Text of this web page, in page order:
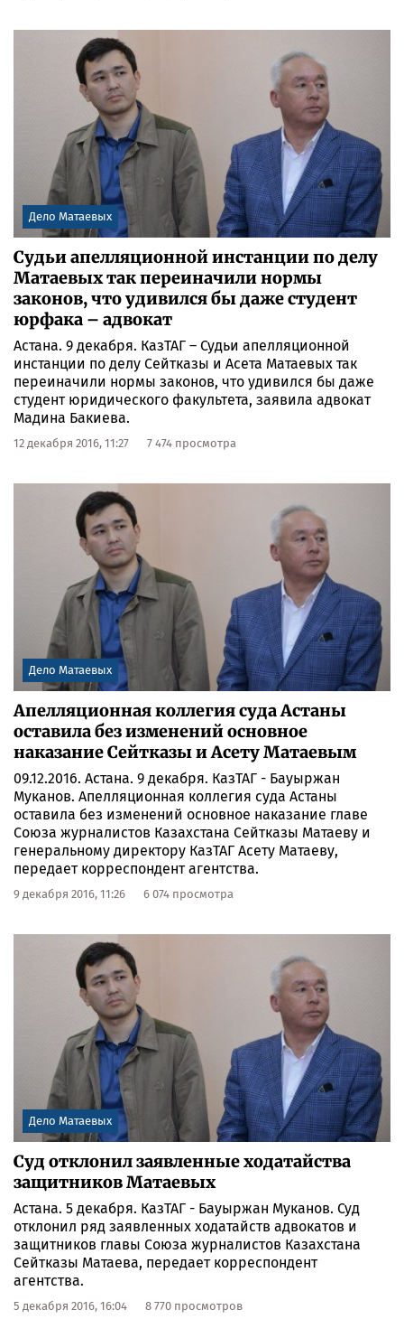
Дело Матаевых
Судьи апелляционной инстанции по делу
Матаевых так переиначили нормы
законов, что удивился бы даже студент
юрфака – адвокат
Астана. 9 декабря. КазТАГ – Судьи апелляционной
инстанции по делу Сейтказы и Асета Матаевых так
переиначили нормы законов, что удивился бы даже
студент юридического факультета, заявила адвокат
Мадина Бакиева.
12 декабря 2016, 11:27 7 474 просмотра
Дело Матаевых
Апелляционная коллегия суда Астаны
оставила без изменений основное
наказание Сейтказы и Асету Матаевым
09.12.2016. Астана. 9 декабря. КазТАГ - Бауыржан
Муканов. Апелляционная коллегия суда Астаны
оставила без изменений основное наказание главе
Союза журналистов Казахстана Сейтказы Матаеву и
генеральному директору КазТАГ Асету Матаеву,
передает корреспондент агентства.
9 декабря 2016, 11:26 6 074 просмотра
Дело Матаевых
Суд отклонил заявленные ходатайства
защитников Матаевых
Астана. 5 декабря. КазТАГ - Бауыржан Муканов. Суд
отклонил ряд заявленных ходатайств адвокатов и
защитников главы Союза журналистов Казахстана
Сейтказы Матаева, передает корреспондент
агентства.
5 декабря 2016, 16:04 8 770 просмотров